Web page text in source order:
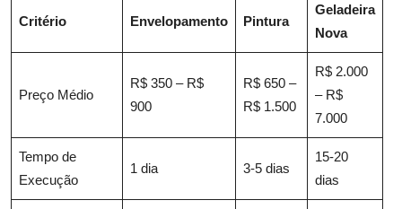
Critério Envelopamento Pintura
Geladeira
Nova
Preço Médio
R$ 350 – R$
900
R$ 650 –
R$ 1.500
R$ 2.000
– R$
7.000
Tempo de
Execução
1 dia 3-5 dias
15-20
dias